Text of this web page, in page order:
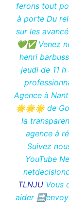
ferons tout
à porte Du
sur les
💚✅ Venez
henri
jeudi de 11
Agence à
🌟🌟🌟 de
la
agence à
Suivez
YouTube
TLNJU Vous
aider